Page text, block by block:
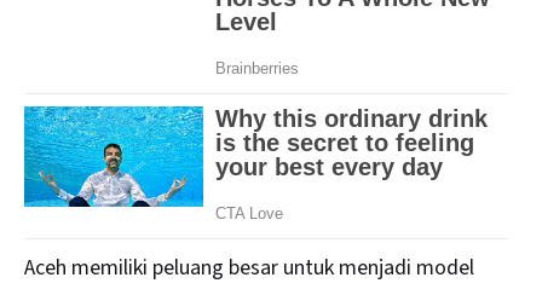
Aceh memiliki peluang besar untuk menjadi model